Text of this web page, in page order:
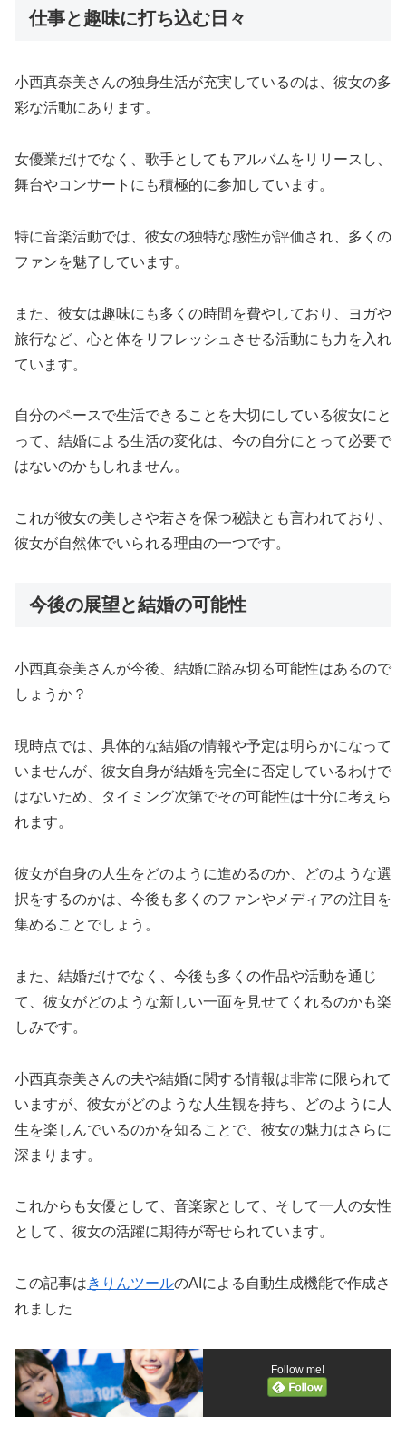
仕事と趣味に打ち込む日々
小西真奈美さんの独身生活が充実しているのは、彼女の多
彩な活動にあります。
女優業だけでなく、歌手としてもアルバムをリリースし、
舞台やコンサートにも積極的に参加しています。
特に音楽活動では、彼女の独特な感性が評価され、多くの
ファンを魅了しています。
また、彼女は趣味にも多くの時間を費やしており、ヨガや
旅行など、心と体をリフレッシュさせる活動にも力を入れ
ています。
自分のペースで生活できることを大切にしている彼女にと
って、結婚による生活の変化は、今の自分にとって必要で
はないのかもしれません。
これが彼女の美しさや若さを保つ秘訣とも言われており、
彼女が自然体でいられる理由の一つです。
今後の展望と結婚の可能性
小西真奈美さんが今後、結婚に踏み切る可能性はあるので
しょうか？
現時点では、具体的な結婚の情報や予定は明らかになって
いませんが、彼女自身が結婚を完全に否定しているわけで
はないため、タイミング次第でその可能性は十分に考えら
れます。
彼女が自身の人生をどのように進めるのか、どのような選
択をするのかは、今後も多くのファンやメディアの注目を
集めることでしょう。
また、結婚だけでなく、今後も多くの作品や活動を通じ
て、彼女がどのような新しい一面を見せてくれるのかも楽
しみです。
小西真奈美さんの夫や結婚に関する情報は非常に限られて
いますが、彼女がどのような人生観を持ち、どのように人
生を楽しんでいるのかを知ることで、彼女の魅力はさらに
深まります。
これからも女優として、音楽家として、そして一人の女性
として、彼女の活躍に期待が寄せられています。
この記事はきりんツールのAIによる自動生成機能で作成さ
れました
Follow me!